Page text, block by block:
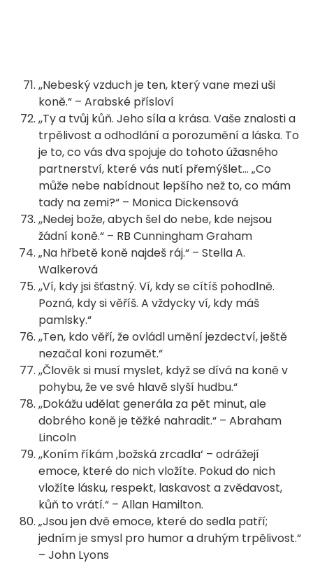
,,Nebeský vzduch je ten, který vane mezi uši
koně.“ – Arabské přísloví
,,Ty a tvůj kůň. Jeho síla a krása. Vaše znalosti a
trpělivost a odhodlání a porozumění a láska. To
je to, co vás dva spojuje do tohoto úžasného
partnerství, které vás nutí přemýšlet… „Co
může nebe nabídnout lepšího než to, co mám
tady na zemi?“ – Monica Dickensová
,,Nedej bože, abych šel do nebe, kde nejsou
žádní koně.“ – RB Cunningham Graham
„Na hřbetě koně najdeš ráj.“ – Stella A.
Walkerová
,,Ví, kdy jsi šťastný. Ví, kdy se cítíš pohodlně.
Pozná, kdy si věříš. A vždycky ví, kdy máš
pamlsky.“
,,Ten, kdo věří, že ovládl umění jezdectví, ještě
nezačal koni rozumět.“
,,Člověk si musí myslet, když se dívá na koně v
pohybu, že ve své hlavě slyší hudbu.“
,,Dokážu udělat generála za pět minut, ale
dobrého koně je těžké nahradit.“ – Abraham
Lincoln
,,Koním říkám ‚božská zrcadla‘ – odrážejí
emoce, které do nich vložíte. Pokud do nich
vložíte lásku, respekt, laskavost a zvědavost,
kůň to vrátí.“ – Allan Hamilton.
„Jsou jen dvě emoce, které do sedla patří;
jedním je smysl pro humor a druhým trpělivost.“
– John Lyons